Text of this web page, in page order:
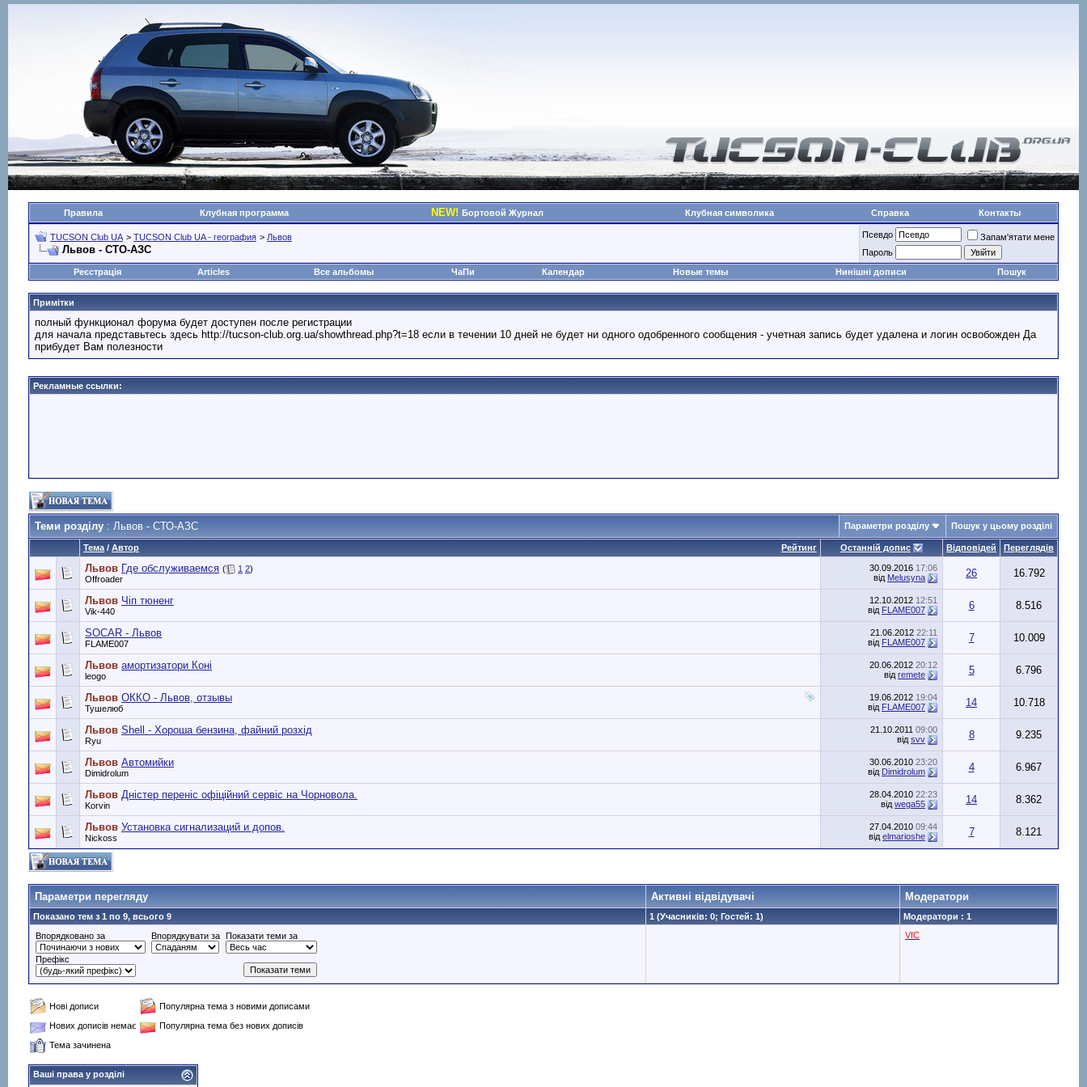
Правила Клубная программа NEW! Бортовой Журнал Клубная символика Справка Контакты
TUCSON Club UA > TUCSON Club UA - география > Львов
Львов - СТО-АЗС
Псевдо
Запам'ятати мене
Пароль
Реєстрація
Articles Все альбомы ЧаПи Календар Новые темы Нинішні дописи Пошук
Примітки
полный функционал форума будет доступен после регистрации
для начала представьтесь здесь http://tucson-club.org.ua/showthread.php?t=18 если в течении 10 дней не будет ни одного одобренного сообщения - учетная запись будет удалена и логин освобожден Да
прибудет Вам полезности
Рекламные ссылки:
Теми розділу : Львов - СТО-АЗС Параметри розділу Пошук у цьому розділі
Рейтинг
Тема / Автор Останній допис Відповідей Переглядів
Львов Где обcлуживаемся ( 1 2)
Offroader
30.09.2016 17:06
від Melusyna 26 16.792
Львов Чіп тюненг
Vik-440
12.10.2012 12:51
від FLAME007 6 8.516
SOCAR - Львов
FLAME007
21.06.2012 22:11
від FLAME007 7 10.009
Львов амортизатори Коні
leogo
20.06.2012 20:12
від remete 5 6.796
Львов ОККО - Львов, отзывы
Тушелюб
19.06.2012 19:04
від FLAME007 14 10.718
Львов Shell - Хороша бензина, файний розхід
Ryu
21.10.2011 09:00
від svv 8 9.235
Львов Автомийки
Dimidrolum
30.06.2010 23:20
від Dimidrolum 4 6.967
Львов Дністер переніс офіційний сервіс на Чорновола.
Korvin
28.04.2010 22:23
від wega55 14 8.362
Львов Установка сигнализаций и допов.
Nickoss
27.04.2010 09:44
від elmarioshe 7 8.121
Параметри перегляду Активні відвідувачі Модератори
Показано тем з 1 по 9, всього 9 1 (Учасників: 0; Гостей: 1)
Модератори : 1
Впорядковано за
Впорядкувати за Показати теми за
Префікс
VIC
Нові дописи
Популярна тема з новими дописами
Нових дописів немає
Популярна тема без нових дописів
Тема зачинена
Ваші права у розділі